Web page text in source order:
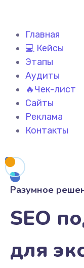
Главная
💻 Кейсы
Этапы
Аудиты
🔥Чек-лист
Сайты
Реклама
Контакты
Разумное
SEO
для